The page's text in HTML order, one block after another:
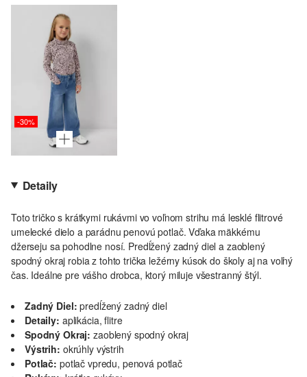
-30%
Detaily
Toto tričko s krátkymi rukávmi vo voľnom strihu má lesklé flitrové
umelecké dielo a parádnu penovú potlač. Vďaka mäkkému
džerseju sa pohodlne nosí. Predĺžený zadný diel a zaoblený
spodný okraj robia z tohto trička ležérny kúsok do školy aj na voľný
čas. Ideálne pre vášho drobca, ktorý miluje všestranný štýl.
Zadný Diel: predĺžený zadný diel
Detaily: aplikácia, flitre
Spodný Okraj: zaoblený spodný okraj
Výstrih: okrúhly výstrih
Potlač: potlač vpredu, penová potlač